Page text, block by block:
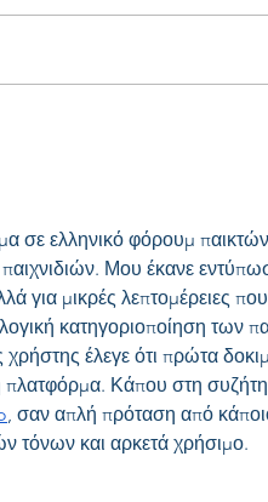
σε ελληνικό φόρουμ
Μου έκανε
για μικρές λεπτομέρειες
κατηγοριοποίηση των
έλεγε ότι πρώτα
πλατφόρμα. Κάπου στη
, σαν απλή πρόταση από
τόνων και αρκετά χρήσιμο.